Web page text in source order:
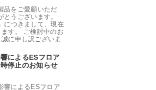
品をご愛顧いただ
とうございます。
につきまして、現在
す。 ご検討中のお
に申し訳ございま
によるESフロア
停止のお知らせ
響によるESフロア